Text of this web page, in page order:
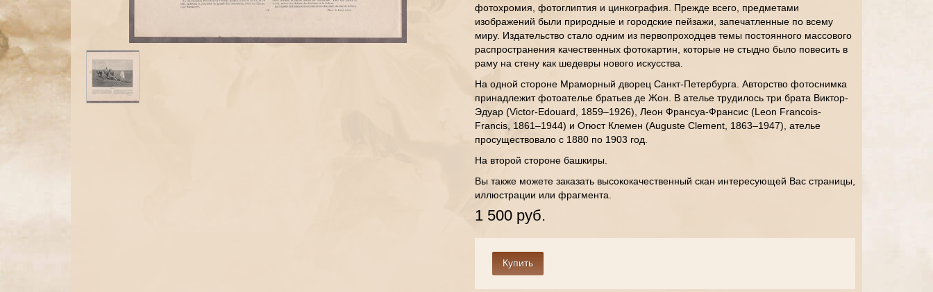
фотохромия, фотоглиптия и цинкография. Прежде всего, предметами
изображений были природные и городские пейзажи, запечатленные по всему
миру. Издательство стало одним из первопроходцев темы постоянного массового
распространения качественных фотокартин, которые не стыдно было повесить в
раму на стену как шедевры нового искусства.
На одной стороне Мраморный дворец Санкт-Петербурга. Авторство фотоснимка
принадлежит фотоателье братьев де Жон. В ателье трудилось три брата Виктор-
Эдуар (Victor-Edouard, 1859–1926), Леон Франсуа-Франсис (Leon Francois-
Francis, 1861–1944) и Огюст Клемен (Auguste Clement, 1863–1947), ателье
просуществовало с 1880 по 1903 год.
На второй стороне башкиры.
Вы также можете заказать высококачественный скан интересующей Вас страницы,
иллюстрации или фрагмента.
1 500 руб.